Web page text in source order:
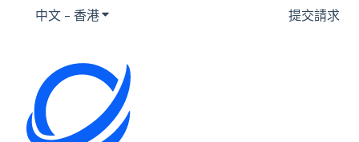
中文 - 香港顯示要翻譯的子選單 提交請求